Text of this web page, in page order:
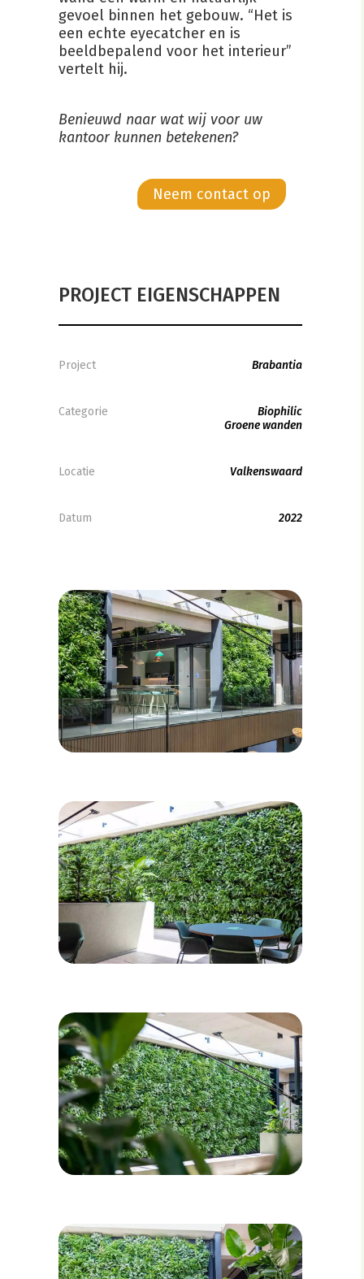
gevoel binnen het gebouw. “Het is
een echte eyecatcher en is
beeldbepalend voor het interieur”
vertelt hij.
Benieuwd naar wat wij voor uw
kantoor kunnen betekenen?
Neem contact op
PROJECT EIGENSCHAPPEN
Project Brabantia
Categorie
Biophilic
Groene wanden
Locatie Valkenswaard
Datum 2022